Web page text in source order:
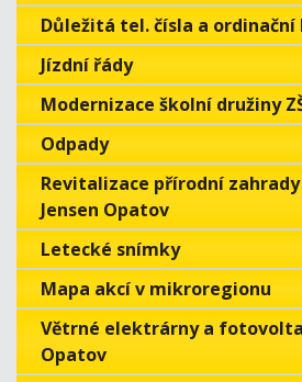
Důležitá tel. čísla a ordinační
Jízdní řády
Modernizace školní družiny
Odpady
Revitalizace přírodní zahrady
Jensen Opatov
Letecké snímky
Mapa akcí v mikroregionu
Větrné elektrárny a
Opatov